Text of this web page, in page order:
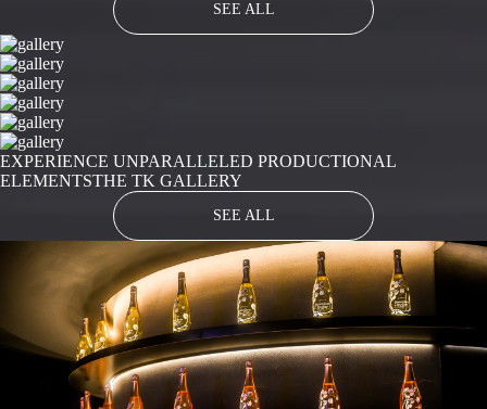
SEE ALL
EXPERIENCE UNPARALLELED PRODUCTIONAL
ELEMENTSTHE TK GALLERY
SEE ALL